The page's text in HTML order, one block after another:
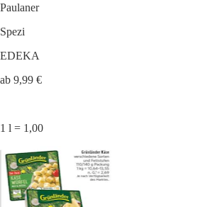
Paulaner
Spezi
EDEKA
ab 9,99 €
1 l = 1,00